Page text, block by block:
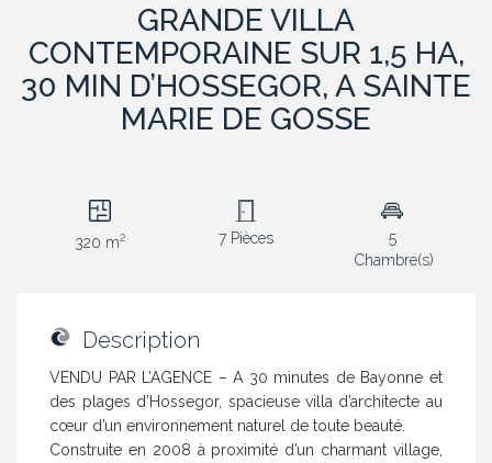
GRANDE VILLA
CONTEMPORAINE SUR 1,5 HA,
30 MIN D’HOSSEGOR, A SAINTE
MARIE DE GOSSE
320 m2 7 Pièces
5
Chambre(s)
Description
VENDU PAR L’AGENCE – A 30 minutes de Bayonne et
des plages d’Hossegor, spacieuse villa d’architecte au
cœur d’un environnement naturel de toute beauté.
Construite en 2008 à proximité d’un charmant village,